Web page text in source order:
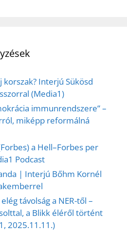
Interjú Sükösd
(Media1)
immunrendszere” –
miképp reformálná
a Hell–Forbes per
Podcast
| Interjú Bőhm Kornél
távolság a NER-től –
a Blikk éléről történt
2025.11.11.)